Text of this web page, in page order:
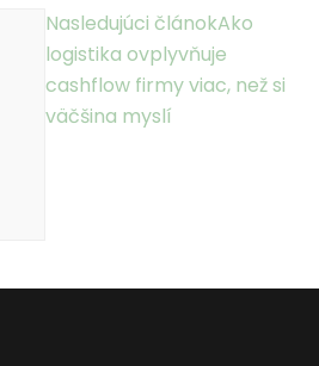
Nasledujúci článokAko
logistika ovplyvňuje
cashflow firmy viac, než si
väčšina myslí